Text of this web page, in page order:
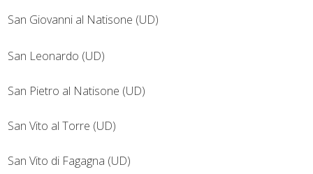
San Giovanni al Natisone (UD)
San Leonardo (UD)
San Pietro al Natisone (UD)
San Vito al Torre (UD)
San Vito di Fagagna (UD)